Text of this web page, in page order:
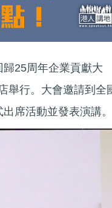
25周年企業貢獻大
舉行。大會邀請到全
出席活動並發表演講